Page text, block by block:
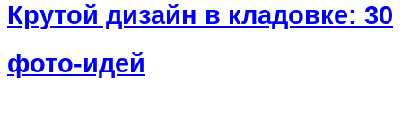
Крутой дизайн в кладовке: 30
фото-идей